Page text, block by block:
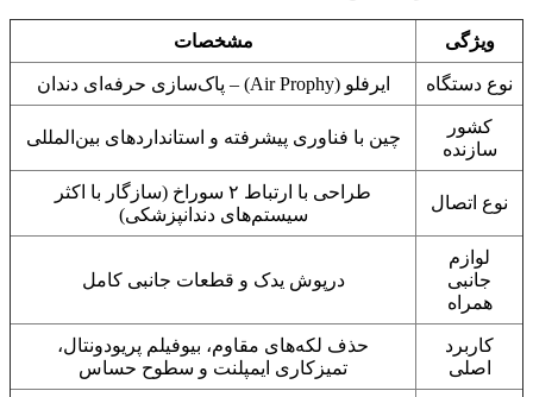
ویژگی مشخصات
نوع دستگاه ایرفلو (Air Prophy) – پاک‌سازی حرفه‌ای دندان
کشور
سازنده
چین با فناوری پیشرفته و استانداردهای بین‌المللی
نوع اتصال
طراحی با ارتباط ۲ سوراخ (سازگار با اکثر
سیستم‌های دندانپزشکی)
لوازم
جانبی
همراه
درپوش یدک و قطعات جانبی کامل
کاربرد
اصلی
حذف لکه‌های مقاوم، بیوفیلم پریودونتال،
تمیزکاری ایمپلنت و سطوح حساس